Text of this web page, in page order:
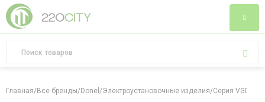
Главная/Все бренды/Donel /Электроустановочные изделия/Серия VGD